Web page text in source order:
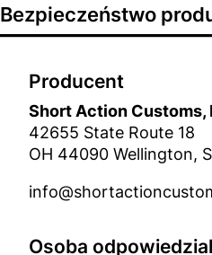
Bezpieczeństwo
Producent
Short Action Customs,
42655 State Route 18
OH 44090 Wellington,
Osoba